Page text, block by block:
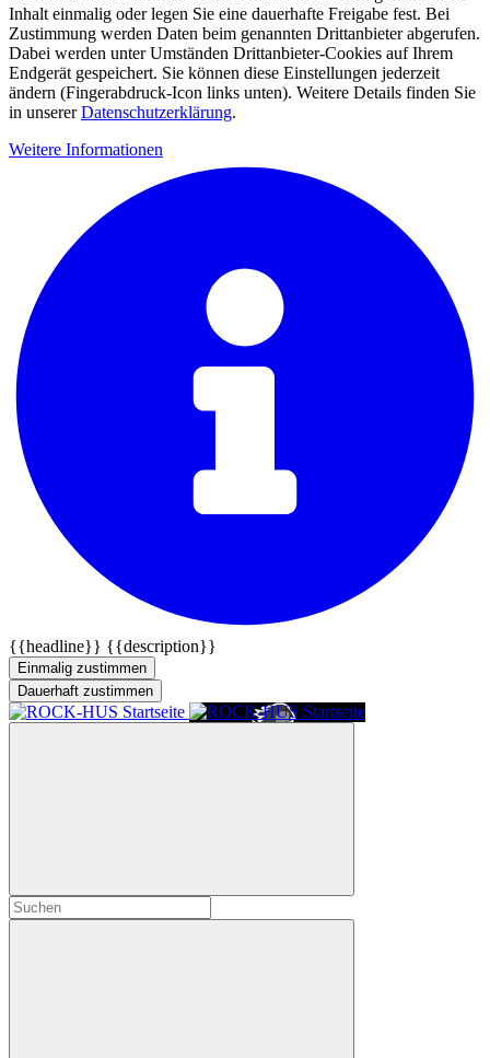
Inhalt einmalig oder legen Sie eine dauerhafte Freigabe fest. Bei
Zustimmung werden Daten beim genannten Drittanbieter abgerufen.
Dabei werden unter Umständen Drittanbieter-Cookies auf Ihrem
Endgerät gespeichert. Sie können diese Einstellungen jederzeit
ändern (Fingerabdruck-Icon links unten). Weitere Details finden Sie
in unsererDatenschutzerklärung.
Weitere Informationen
{{headline}} {{description}}
Einmalig zustimmen
Dauerhaft zustimmen